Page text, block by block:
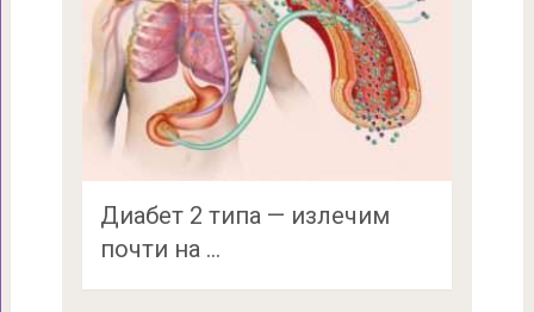
Диабет 2 типа — излечим
почти на …